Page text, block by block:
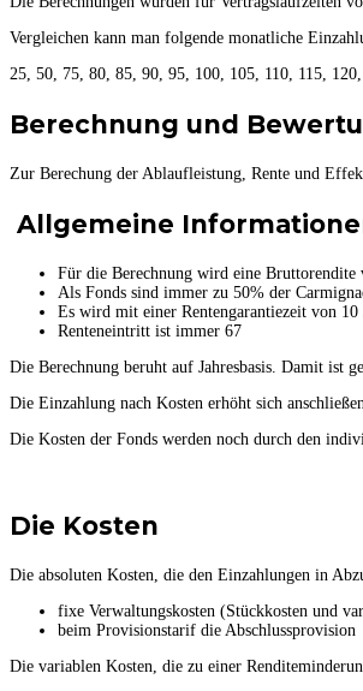
Vergleichen kann man folgende monatliche
25, 50, 75, 80, 85, 90, 95, 100, 105, 110, 115,
Berechnung und
Zur Berechung der Ablaufleistung, Rente und
Allgemeine
Für die Berechnung wird eine Bruttorendite
Als Fonds sind immer zu 50% der
Es wird mit einer Rentengarantiezeit von
Renteneintritt ist immer 67
Die Berechnung beruht auf Jahresbasis. Damit ist
Die Einzahlung nach Kosten erhöht sich
Die Kosten der Fonds werden noch durch den
Die Kosten
Die absoluten Kosten, die den Einzahlungen in
fixe Verwaltungskosten (Stückkosten und
beim Provisionstarif die Abschlussprovision
Die variablen Kosten, die zu einer